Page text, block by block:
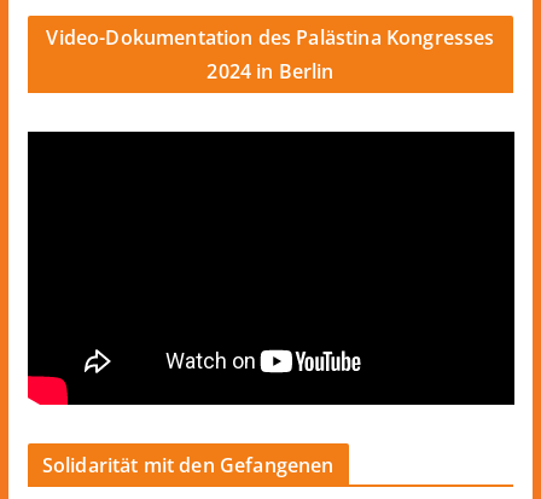
Video-Dokumentation des Palästina Kongresses
2024 in Berlin
Solidarität mit den Gefangenen